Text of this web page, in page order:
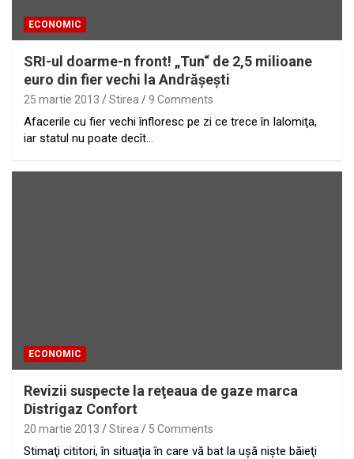
ECONOMIC
SRI-ul doarme-n front! „Tun“ de 2,5 milioane
euro din fier vechi la Andrăşeşti
25 martie 2013 Stirea 9 Comments
Afacerile cu fier vechi înfloresc pe zi ce trece în Ialomiţa,
iar statul nu poate decît…
ECONOMIC
Revizii suspecte la reţeaua de gaze marca
Distrigaz Confort
20 martie 2013 Stirea 5 Comments
Stimaţi cititori, în situaţia în care vă bat la uşă nişte băieţi